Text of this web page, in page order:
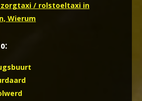
zorgtaxi / rolstoeltaxi in
Wierum